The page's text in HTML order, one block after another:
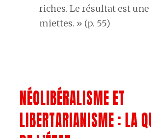
riches. Le résultat est
miettes. » (p. 55)
NÉOLIBÉRALISME ET
LIBERTARIANISME : LA